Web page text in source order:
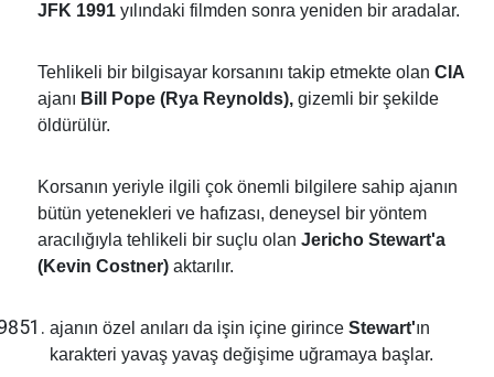
JFK 1991yılındaki filmden sonra yeniden bir aradalar.
Tehlikeli bir bilgisayar korsanını takip etmekte olan CIA
ajanı Bill Pope (Rya Reynolds),gizemli bir şekilde
öldürülür.
Korsanın yeriyle ilgili çok önemli bilgilere sahip ajanın
bütün yetenekleri ve hafızası, deneysel bir yöntem
aracılığıyla tehlikeli bir suçlu olan Jericho Stewart'a
(Kevin Costner)aktarılır.
ajanın özel anıları da işin içine girince Stewart'ın
karakteri yavaş yavaş değişime uğramaya başlar.